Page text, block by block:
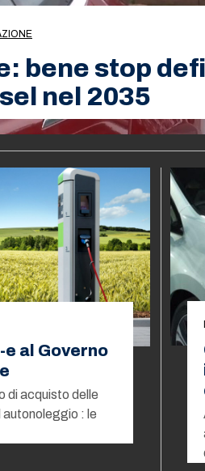
bene stop
nel 2035
al Governo
di acquisto delle
: le